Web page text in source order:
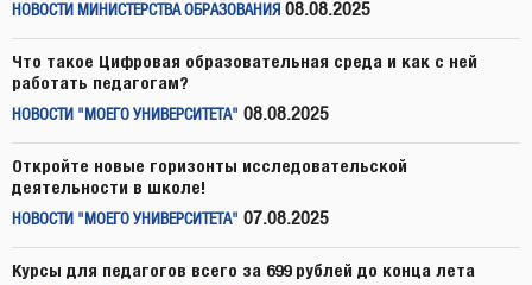
НОВОСТИ МИНИСТЕРСТВА ОБРАЗОВАНИЯ 08.08.2025
Что такое Цифровая образовательная среда и как с ней
работать педагогам?
НОВОСТИ "МОЕГО УНИВЕРСИТЕТА" 08.08.2025
Откройте новые горизонты исследовательской
деятельности в школе!
НОВОСТИ "МОЕГО УНИВЕРСИТЕТА" 07.08.2025
Курсы для педагогов всего за 699 рублей до конца лета